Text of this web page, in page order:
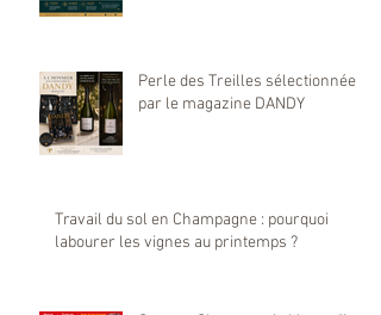
Perle des Treilles sélectionnée
par le magazine DANDY
Travail du sol en Champagne : pourquoi
labourer les vignes au printemps ?